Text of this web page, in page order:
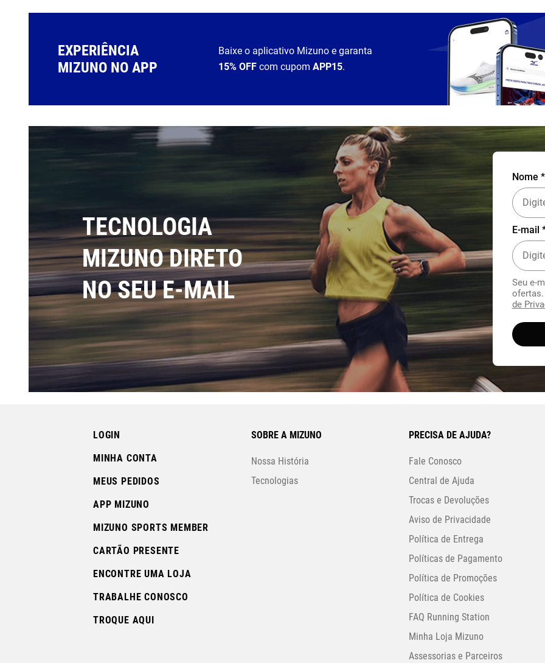
EXPERIÊNCIA
MIZUNO NO APP
Baixe o aplicativo Mizuno e garanta
15% OFF com cupomAPP15.
TECNOLOGIA
MIZUNO DIRETO
NO SEU E-MAIL
Nome *
E-mail
Seu e-
de
LOGIN
MINHA CONTA
MEUS PEDIDOS
APP MIZUNO
MIZUNO SPORTS MEMBER
CARTÃO PRESENTE
ENCONTRE UMA LOJA
TRABALHE CONOSCO
TROQUE AQUI
SOBRE A MIZUNO
Nossa História
Tecnologias
PRECISA DE AJUDA?
Fale Conosco
Central de Ajuda
Trocas e Devoluções
Aviso de Privacidade
Política de Entrega
Políticas de Pagamento
Política de Promoções
Política de Cookies
FAQ Running Station
Minha Loja Mizuno
Assessorias e Parceiros